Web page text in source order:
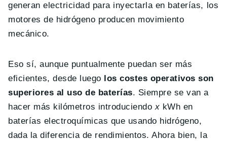
generan electricidad para inyectarla en baterías, los
motores de hidrógeno producen movimiento
mecánico.
Eso sí, aunque puntualmente puedan ser más
eficientes, desde luego los costes operativos son
superiores al uso de baterías. Siempre se van a
hacer más kilómetros introduciendox kWh en
baterías electroquímicas que usando hidrógeno,
dada la diferencia de rendimientos. Ahora bien, la